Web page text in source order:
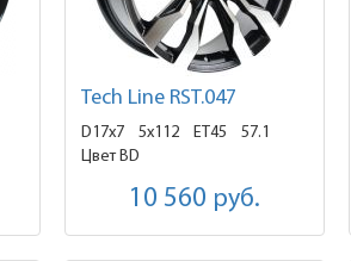
Tech Line RST.047
D17x7 5x112 ET45
57.1
Цвет BD
10 560 руб.